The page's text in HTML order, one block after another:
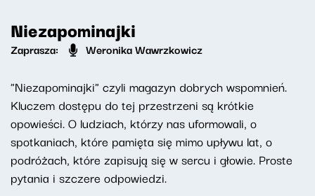
Niezapominajki
Zaprasza: Weronika Wawrzkowicz
"Niezapominajki" czyli magazyn dobrych wspomnień.
Kluczem dostępu do tej przestrzeni są krótkie
opowieści. O ludziach, którzy nas uformowali, o
spotkaniach, które pamięta się mimo upływu lat, o
podróżach, które zapisują się w sercu i głowie. Proste
pytania i szczere odpowiedzi.